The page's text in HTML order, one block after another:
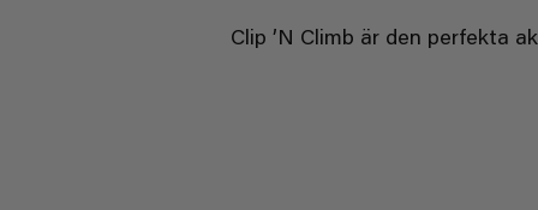
Clip ’N Climb är den perfekta